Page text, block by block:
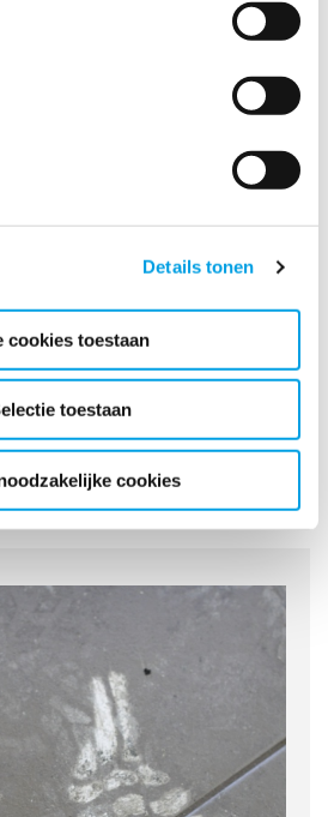
Details tonen
cookies toestaan
toestaan
cookies